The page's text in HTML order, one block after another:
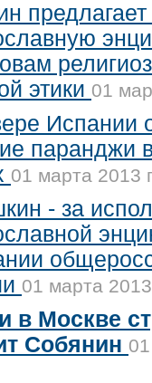
этики 01
Испании
паранджи
01 марта 2013
- за
01 марта
в Москве
Собянин